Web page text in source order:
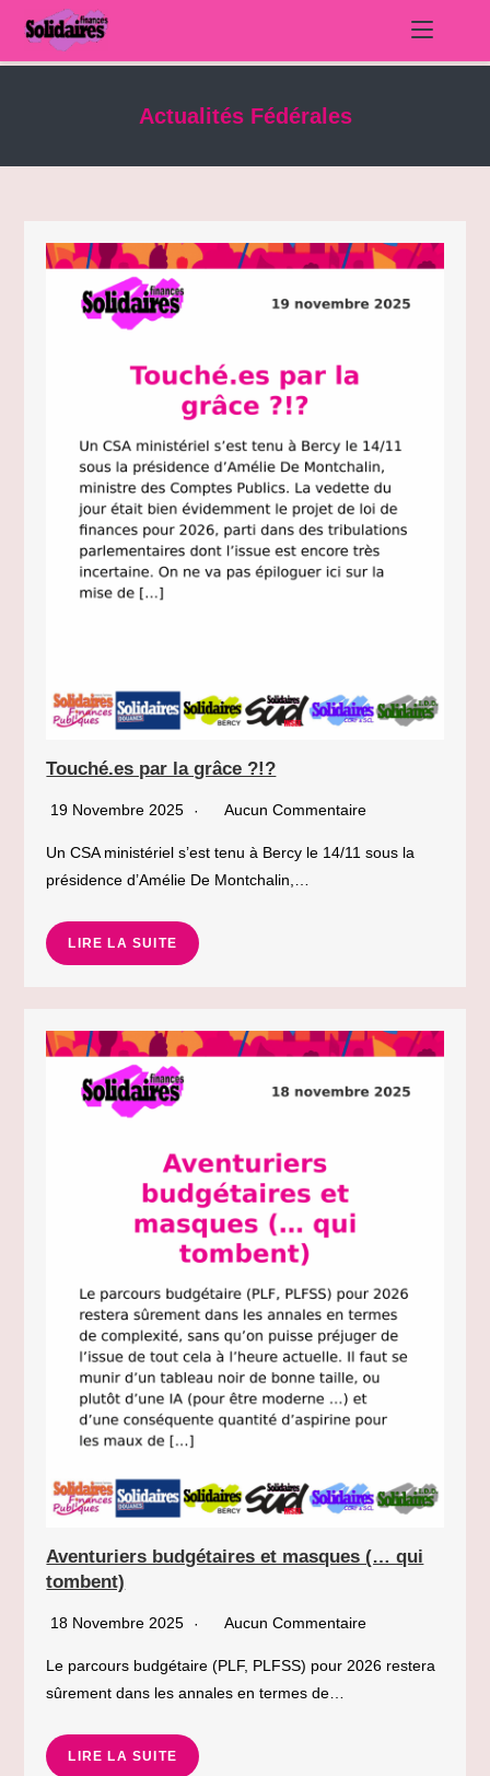
Actualités Fédérales
Touché.es par la grâce ?!?
19 Novembre 2025 Aucun Commentaire
Un CSA ministériel s’est tenu à Bercy le 14/11 sous la
présidence d’Amélie De Montchalin,…
LIRE LA SUITE
Aventuriers budgétaires et masques (… qui
tombent)
18 Novembre 2025 Aucun Commentaire
Le parcours budgétaire (PLF, PLFSS) pour 2026 restera
sûrement dans les annales en termes de…
LIRE LA SUITE